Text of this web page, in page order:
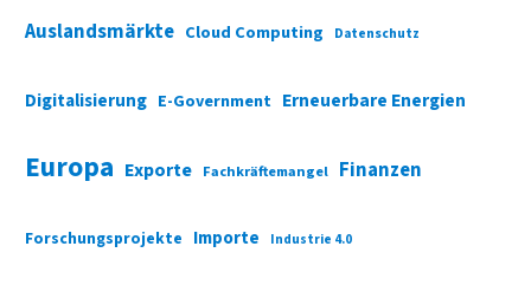
Auslandsmärkte Cloud Computing Datenschutz
Digitalisierung E-Government Erneuerbare Energien
Europa Exporte Fachkräftemangel Finanzen
Forschungsprojekte Importe Industrie 4.0